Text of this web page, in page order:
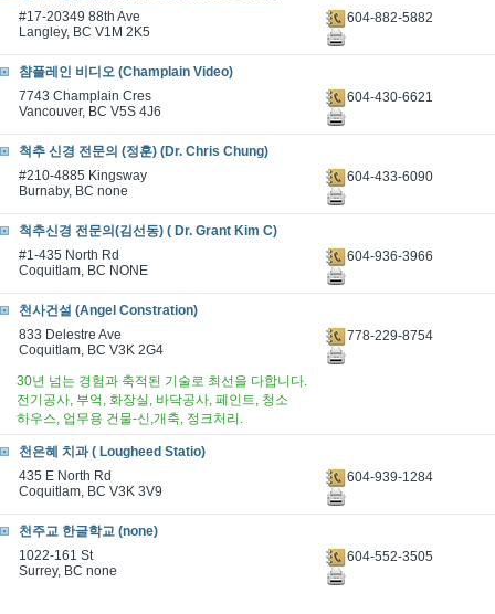
#17-20349 88th Ave
Langley, BC V1M 2K5
604-882-5882
챰플레인 비디오 (Champlain Video)
7743 Champlain Cres
Vancouver, BC V5S 4J6
604-430-6621
척추 신경 전문의 (정훈) (Dr. Chris Chung)
#210-4885 Kingsway
Burnaby, BC none
604-433-6090
척추신경 전문의(김선동) ( Dr. Grant Kim C)
#1-435 North Rd
Coquitlam, BC NONE
604-936-3966
천사건설 (Angel Constration)
833 Delestre Ave
Coquitlam, BC V3K 2G4
778-229-8754
30년 넘는 경험과 축적된 기술로 최선을 다합니다.
전기공사, 부억, 화장실, 바닥공사, 페인트, 청소
하우스, 업무용 건물-신,개축, 정크처리.
천은혜 치과 ( Lougheed Statio)
435 E North Rd
Coquitlam, BC V3K 3V9
604-939-1284
천주교 한글학교 (none)
1022-161 St
Surrey, BC none
604-552-3505